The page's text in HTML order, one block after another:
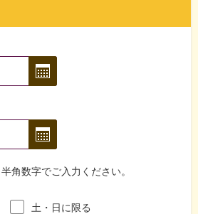
角数字でご入力ください。
土・日に限る